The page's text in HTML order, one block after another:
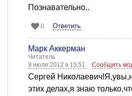
Познавательно..
0 Ответить
Марк Аккерман
Читатель
9 июля 2012 в 15:51
Сообщить
Сергей
этих делах,я знаю